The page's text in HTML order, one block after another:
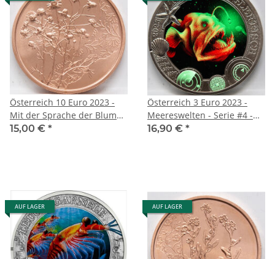
Österreich 10 Euro 2023 -
Mit der Sprache der Blumen
#5 - Kamille - Kupfer
15,00 € *
Österreich 3 Euro 2023 -
Meereswelten - Serie #4 -
Anglerfisch
16,90 € *
AUF LAGER AUF LAGER